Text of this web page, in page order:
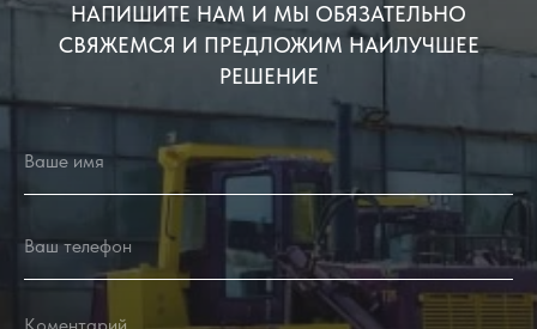
НАПИШИТЕ НАМ И МЫ ОБЯЗАТЕЛЬНО
СВЯЖЕМСЯ И ПРЕДЛОЖИМ НАИЛУЧШЕЕ
РЕШЕНИЕ